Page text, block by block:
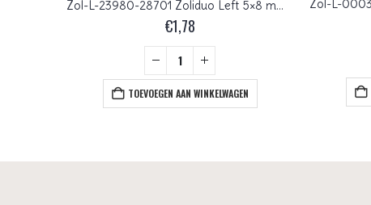
Zol-L-23980-28701 Zoliduo Left 5×8 mm, Jet AB
€1,78
TOEVOEGEN AAN WINKELWAGEN